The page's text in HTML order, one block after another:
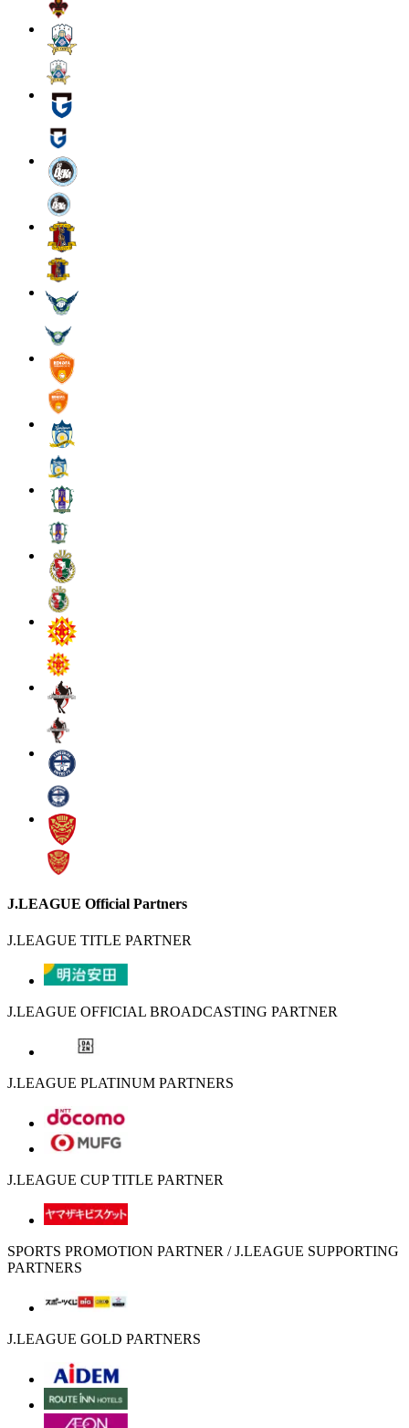
J.LEAGUE Official Partners
J.LEAGUE TITLE PARTNER
J.LEAGUE OFFICIAL BROADCASTING PARTNER
J.LEAGUE PLATINUM PARTNERS
J.LEAGUE CUP TITLE PARTNER
SPORTS PROMOTION PARTNER / J.LEAGUE SUPPORTING
PARTNERS
J.LEAGUE GOLD PARTNERS